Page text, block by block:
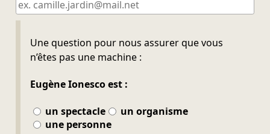
Une question pour nous assurer que vous
n’êtes pas une machine :
Eugène Ionesco est :
un spectacle
un organisme
une personne
Ne pas remplir